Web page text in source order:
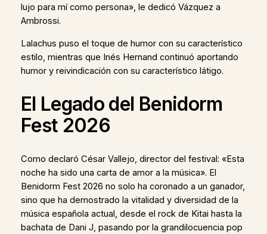
lujo para mí como persona», le dedicó Vázquez a
Ambrossi.
Lalachus puso el toque de humor con su característico
estilo, mientras que Inés Hernand continuó aportando
humor y reivindicación con su característico látigo.
El Legado del Benidorm
Fest 2026
Como declaró César Vallejo, director del festival: «Esta
noche ha sido una carta de amor a la música». El
Benidorm Fest 2026 no solo ha coronado a un ganador,
sino que ha demostrado la vitalidad y diversidad de la
música española actual, desde el rock de Kitai hasta la
bachata de Dani J, pasando por la grandilocuencia pop